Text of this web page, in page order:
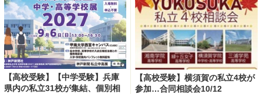
【高校受験】【中学受験】兵庫
県内の私立31校が集結、個別相
【高校受験】横須賀の私立4校が
参加…合同相談会10/12